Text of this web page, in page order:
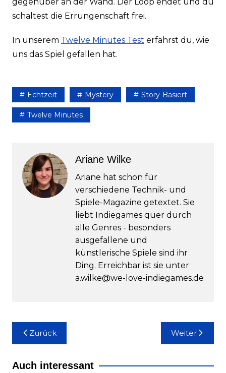
schaltest die Errungenschaft frei.
In unserem Twelve Minutes Test erfährst du, wie
uns das Spiel gefallen hat.
Echtzeit Mystery Story-Basiert
Twelve Minutes
Ariane Wilke
Ariane hat schon für
verschiedene Technik- und
Spiele-Magazine getextet. Sie
liebt Indiegames quer durch
alle Genres - besonders
ausgefallene und
künstlerische Spiele sind ihr
Ding. Erreichbar ist sie unter
a.wilke@we-love-indiegames.de
Beitragsnavigation
Zurück Weiter
Auch interessant